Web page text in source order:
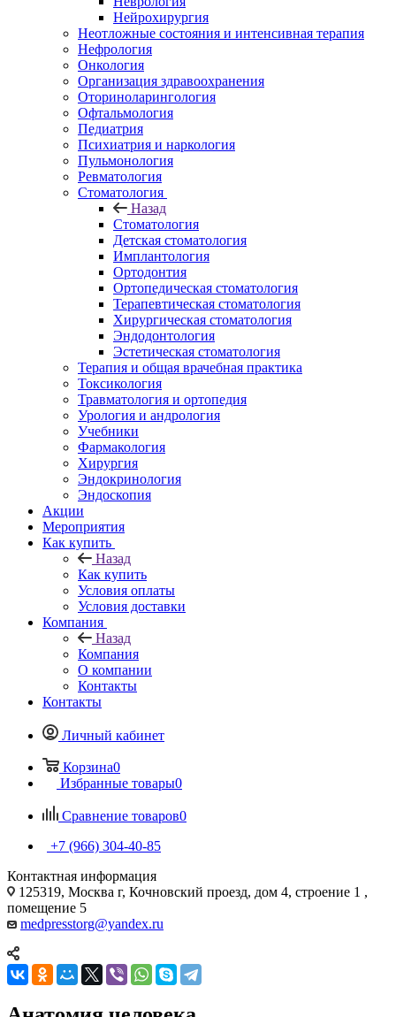
Нейрохирургия
Неотложные состояния и интенсивная терапия
Нефрология
Онкология
Организация здравоохранения
Оториноларингология
Офтальмология
Педиатрия
Психиатрия и наркология
Пульмонология
Ревматология
Стоматология
Назад
Стоматология
Детская стоматология
Имплантология
Ортодонтия
Ортопедическая стоматология
Терапевтическая стоматология
Хирургическая стоматология
Эндодонтология
Эстетическая стоматология
Терапия и общая врачебная практика
Токсикология
Травматология и ортопедия
Урология и андрология
Учебники
Фармакология
Хирургия
Эндокринология
Эндоскопия
Акции
Мероприятия
Как купить
Назад
Как купить
Условия оплаты
Условия доставки
Компания
Назад
Компания
О компании
Контакты
Контакты
Личный кабинет
Корзина0
Избранные товары0
Сравнение товаров0
+7 (966) 304-40-85
Контактная информация
125319, Москва г, Кочновский проезд, дом 4, строение 1 ,
помещение 5
medpresstorg@yandex.ru